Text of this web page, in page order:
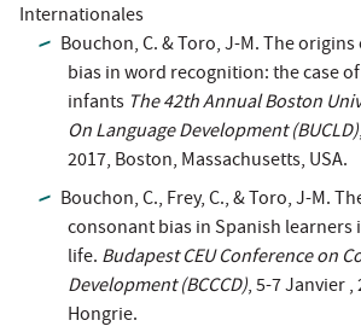
Internationales
Bouchon, C. & Toro, J-M. The
bias in word recognition: the case
infants The 42th Annual Boston
On Language Development (BUCLD)
2017, Boston, Massachusetts, USA.
Bouchon, C., Frey, C., & Toro, J-M.
consonant bias in Spanish learners
life. Budapest CEU Conference on
Development (BCCCD), 5-7 Janvier
Hongrie.